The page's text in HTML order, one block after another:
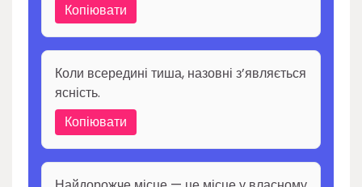
Копіювати
Коли всередині тиша, назовні з’являється
ясність.
Копіювати